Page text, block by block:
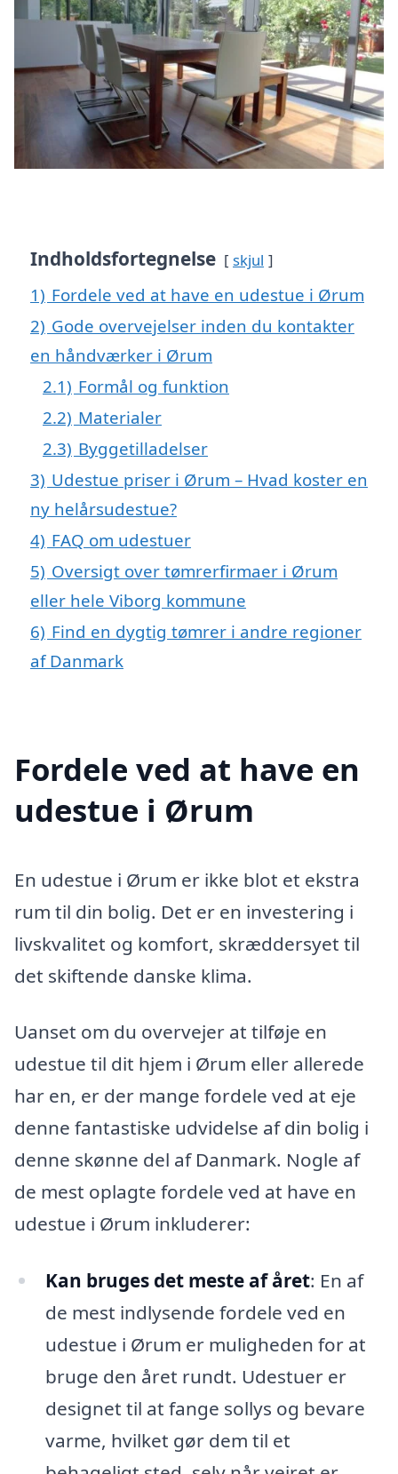
Indholdsfortegnelse skjul
1) Fordele ved at have en udestue i Ørum
2) Gode overvejelser inden du kontakter
en håndværker i Ørum
2.1) Formål og funktion
2.2) Materialer
2.3) Byggetilladelser
3) Udestue priser i Ørum – Hvad koster en
ny helårsudestue?
4) FAQ om udestuer
5) Oversigt over tømrerfirmaer i Ørum
eller hele Viborg kommune
6) Find en dygtig tømrer i andre regioner
af Danmark
Fordele ved at have en
udestue i Ørum
En udestue i Ørum er ikke blot et ekstra
rum til din bolig. Det er en investering i
livskvalitet og komfort, skræddersyet til
det skiftende danske klima.
Uanset om du overvejer at tilføje en
udestue til dit hjem i Ørum eller allerede
har en, er der mange fordele ved at eje
denne fantastiske udvidelse af din bolig i
denne skønne del af Danmark. Nogle af
de mest oplagte fordele ved at have en
udestue i Ørum inkluderer:
Kan bruges det meste af året: En af
de mest indlysende fordele ved en
udestue i Ørum er muligheden for at
bruge den året rundt. Udestuer er
designet til at fange sollys og bevare
varme, hvilket gør dem til et